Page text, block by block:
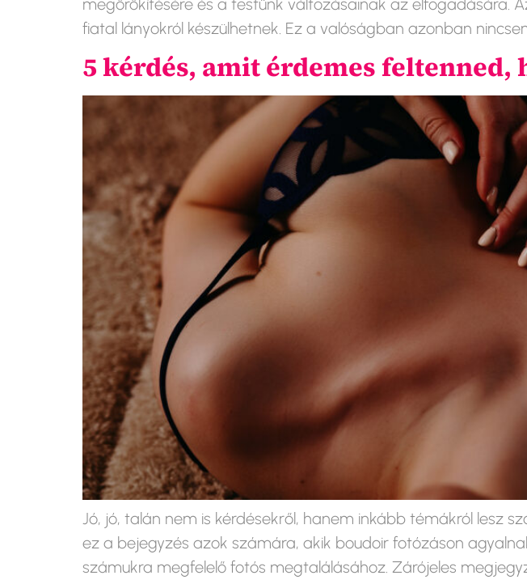
fiatal lányokról készülhetnek. Ez a valóságban azonban
5 kérdés, amit érdemes
Jó, jó, talán nem is kérdésekről, hanem inkább témákról lesz
ez a bejegyzés azok számára, akik boudoir fotózáson
számukra megfelelő fotós megtalálásához. Zárójeles